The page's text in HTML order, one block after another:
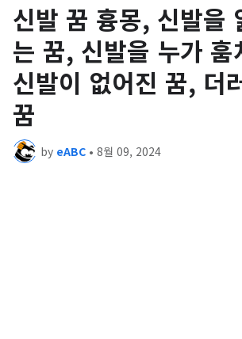
신발 꿈 흉몽, 신발을
는 꿈, 신발을 누가 훔
신발이 없어진 꿈, 더
꿈
by eABC • 8월 09, 2024